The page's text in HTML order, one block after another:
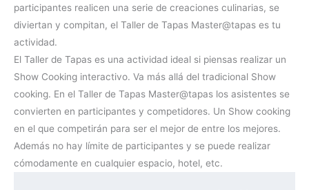
participantes realicen una serie de creaciones culinarias, se
diviertan y compitan, el Taller de Tapas Master@tapas es tu
actividad.
El Taller de Tapas es una actividad ideal si piensas realizar un
Show Cooking interactivo. Va más allá del tradicional Show
cooking. En el Taller de Tapas Master@tapas los asistentes se
convierten en participantes y competidores. Un Show cooking
en el que competirán para ser el mejor de entre los mejores.
Además no hay límite de participantes y se puede realizar
cómodamente en cualquier espacio, hotel, etc.